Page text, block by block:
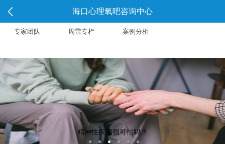
海口心理氧吧咨询中心
专家团队 周雷专栏 案例分析
精神性疾病很可怕吗？